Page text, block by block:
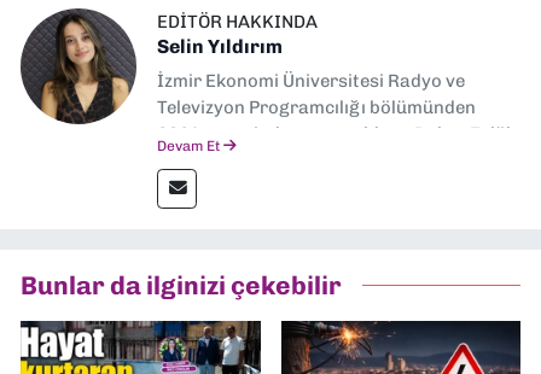
EDITÖR HAKKINDA
Selin Yıldırım
İzmir Ekonomi Üniversitesi Radyo ve
Televizyon Programcılığı bölümünden
2024 senesinde mezun oldum. Dokuz Eylül
editörlük görevini de üstleniyorum.
Devam Et
Bunlar da ilginizi çekebilir